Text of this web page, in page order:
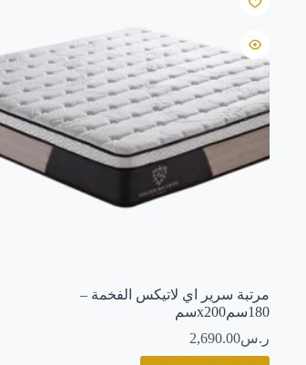
مرتبة سرير اي لاتيكس الفخمة –
180سمx200سم
ر.س2,690.00